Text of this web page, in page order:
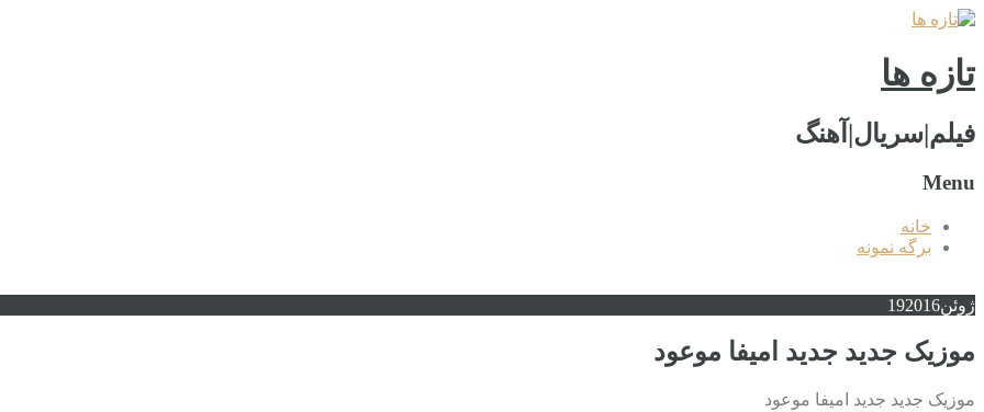
تازه ها
فیلم|سریال|آهنگ
Menu
خانه
برگه نمونه
ژوئن 192016
موزیک جدید جديد امیفا موعود
موزیک جدید جديد امیفا موعود